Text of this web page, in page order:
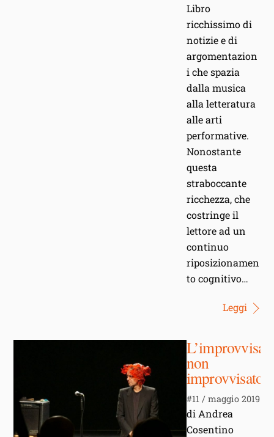
Libro
ricchissimo di
notizie e di
argomentazion
i che spazia
dalla musica
alla letteratura
alle arti
performative.
Nonostante
questa
straboccante
ricchezza, che
costringe il
lettore ad un
continuo
riposizionamen
to cognitivo…
Leggi
non
improvvisato
#11 / maggio 2019
di Andrea
Cosentino